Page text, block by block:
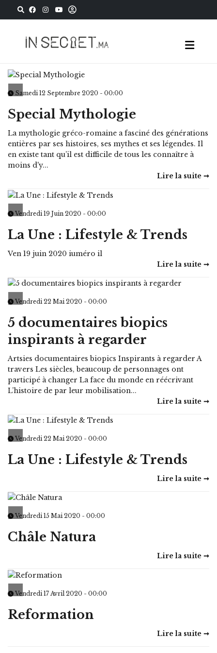
Samedi 12 Septembre 2020 - 00:00
Special Mythologie
La mythologie gréco-romaine a fasciné des générations
entières par ses histoires, ses mythes et ses légendes. Il
en existe tant qu’il est difficile de tous les connaître à
moins d'y...
Lire la suite ➞
Vendredi 19 Juin 2020 - 00:00
La Une : Lifestyle & Trends
Ven 19 juin 2020 iuméro il
Lire la suite ➞
Vendredi 22 Mai 2020 - 00:00
5 documentaires biopics
inspirants à regarder
Artsies documentaires biopics Inspirants à regarder A
travers Les siècles, beaucoup de personnages ont
participé à changer La face du monde en réécrivant
L’histoire de par leur mobilisation...
Lire la suite ➞
Vendredi 22 Mai 2020 - 00:00
La Une : Lifestyle & Trends
Lire la suite ➞
Vendredi 15 Mai 2020 - 00:00
Châle Natura
Lire la suite ➞
Vendredi 17 Avril 2020 - 00:00
Reformation
Lire la suite ➞